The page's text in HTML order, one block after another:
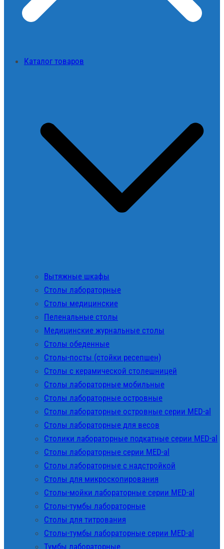
Каталог товаров
Вытяжные шкафы
Столы лабораторные
Столы медицинские
Пеленальные столы
Медицинские журнальные столы
Столы обеденные
Столы-посты (стойки ресепшен)
Столы с керамической столешницей
Столы лабораторные мобильные
Столы лабораторные островные
Столы лабораторные островные серии MED-al
Столы лабораторные для весов
Столики лабораторные подкатные серии MED-al
Столы лабораторные серии MED-al
Столы лабораторные с надстройкой
Столы для микроскопирования
Столы-мойки лабораторные серии MED-al
Столы-тумбы лабораторные
Столы для титрования
Столы-тумбы лабораторные серии MED-al
Тумбы лабораторные